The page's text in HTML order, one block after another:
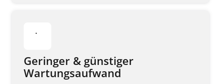
Geringer & günstiger
Wartungsaufwand